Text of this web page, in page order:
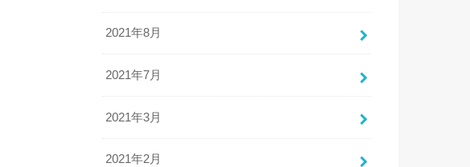
2021年8月
2021年7月
2021年3月
2021年2月